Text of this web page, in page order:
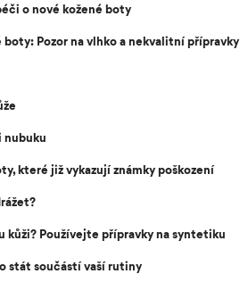
o nové kožené boty
boty: Pozor na vlhko a nekvalitní přípravky
nubuku
které již vykazují známky poškození
kůži? Používejte přípravky na syntetiku
stát součástí vaší rutiny